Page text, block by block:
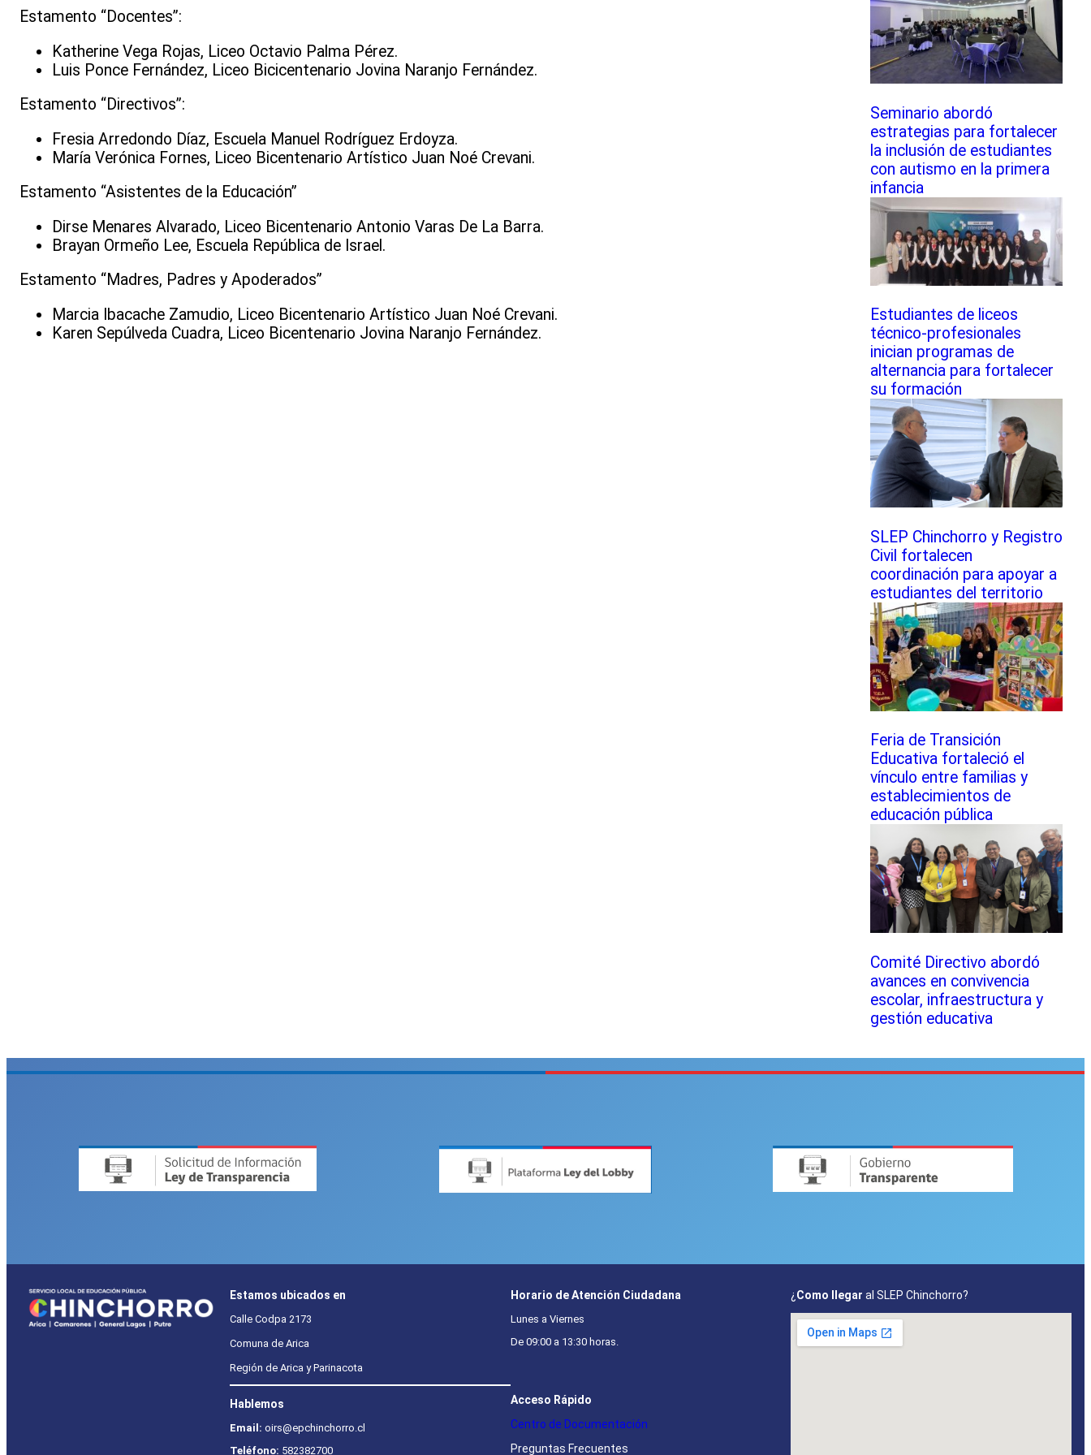
Estamento “Docentes”:
Katherine Vega Rojas, Liceo Octavio Palma Pérez.
Luis Ponce Fernández, Liceo Bicicentenario Jovina Naranjo Fernández.
Estamento “Directivos”:
Fresia Arredondo Díaz, Escuela Manuel Rodríguez Erdoyza.
María Verónica Fornes, Liceo Bicentenario Artístico Juan Noé Crevani.
Estamento “Asistentes de la Educación”
Dirse Menares Alvarado, Liceo Bicentenario Antonio Varas De La Barra.
Brayan Ormeño Lee, Escuela República de Israel.
Estamento “Madres, Padres y Apoderados”
Marcia Ibacache Zamudio, Liceo Bicentenario Artístico Juan Noé Crevani.
Karen Sepúlveda Cuadra, Liceo Bicentenario Jovina Naranjo Fernández.
Seminario abordó
estrategias para fortalecer
la inclusión de estudiantes
con autismo en la primera
infancia
Estudiantes de liceos
técnico-profesionales
inician programas de
alternancia para fortalecer
su formación
SLEP Chinchorro y Registro
Civil fortalecen
coordinación para apoyar a
estudiantes del territorio
Feria de Transición
Educativa fortaleció el
vínculo entre familias y
establecimientos de
educación pública
Comité Directivo abordó
avances en convivencia
escolar, infraestructura y
gestión educativa
Estamos ubicados en
Calle Codpa 2173
Comuna de Arica
Región de Arica y Parinacota
Hablemos
Email:oirs@epchinchorro.cl
Teléfono: 582382700
Horario de Atención Ciudadana
Lunes a Viernes
De 09:00 a 13:30 horas.
Acceso Rápido
Centro de Documentación
Preguntas Frecuentes
¿ Como llegar al SLEP Chinchorro?